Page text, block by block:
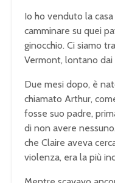
Io ho venduto la
camminare su quei
ginocchio. Ci siamo
Vermont, lontano
Due mesi dopo, è
chiamato Arthur,
fosse suo padre,
di non avere
che Claire aveva
violenza, era la più